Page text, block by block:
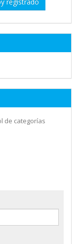
registrado
de categorías